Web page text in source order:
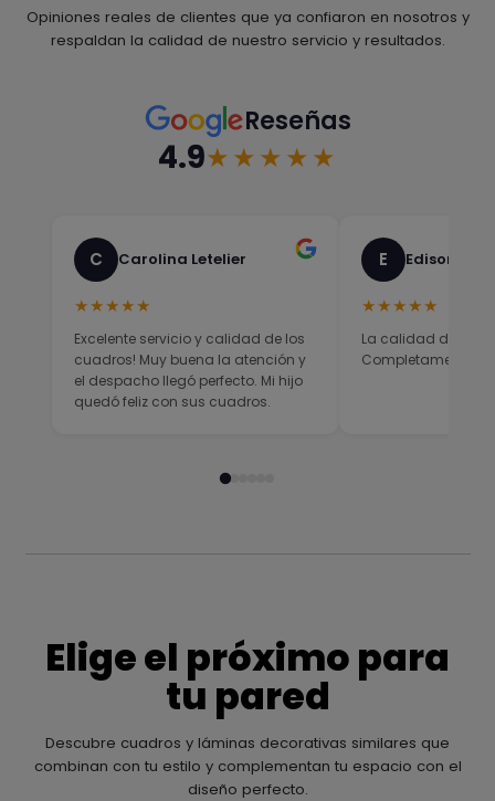
Opiniones reales de clientes que ya confiaron en nosotros y
respaldan la calidad de nuestro servicio y resultados.
Reseñas
4.9★★★★★
C Carolina Letelier
★★★★★
Excelente servicio y calidad de los
cuadros! Muy buena la atención y
el despacho llegó perfecto. Mi hijo
quedó feliz con sus cuadros.
E Edison
★★★★★
La calidad del
Completamente
Elige el próximo para
tu pared
Descubre cuadros y láminas decorativas similares que
combinan con tu estilo y complementan tu espacio con el
diseño perfecto.